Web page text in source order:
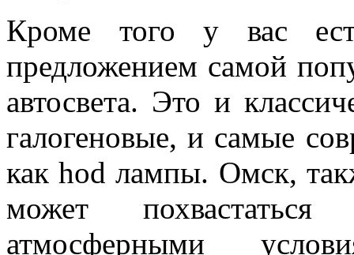
Кроме того у вас
предложением самой
автосвета. Это и
галогеновые, и самые
как hod лампы. Омск,
может
атмосферными